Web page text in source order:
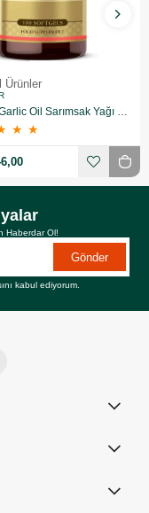
Ürünler
Solgar Garlic Oil Sarımsak Yağı 100 Kapsül
★ ★
Haberdar Ol!
Gönder
kabul ediyorum.